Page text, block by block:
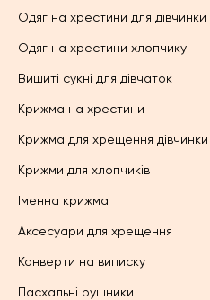
Одяг на хрестини для дівчинки
Одяг на хрестини хлопчику
Вишиті сукні для дівчаток
Крижма на хрестини
Крижма для хрещення дівчинки
Крижми для хлопчиків
Іменна крижма
Аксесуари для хрещення
Конверти на виписку
Пасхальні рушники